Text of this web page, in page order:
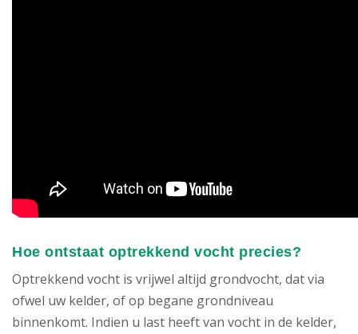
Hoe ontstaat optrekkend vocht precies?
Optrekkend vocht is vrijwel altijd grondvocht, dat via
ofwel uw kelder, of op begane grondniveau
binnenkomt. Indien u last heeft van vocht in de kelder,